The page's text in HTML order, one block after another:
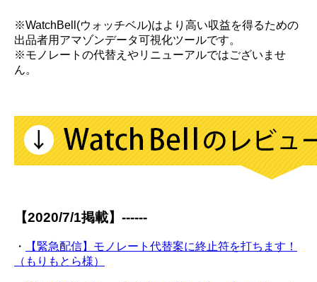
※WatchBell(ウォッチベル)はより高い収益を得るための
出品者用アマゾンデータ可視化ツールです。
※モノレートの代替えやリニューアルではございませ
ん。
【2020/7/1掲載】------
・
【緊急配信】モノレート代替案に終止符を打ちます！
（もりもとら様）